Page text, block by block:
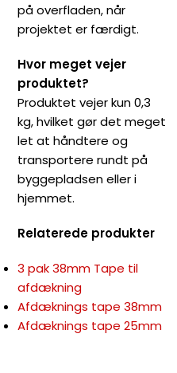
på overfladen, når
projektet er færdigt.
Hvor meget vejer
produktet?
Produktet vejer kun 0,3
kg, hvilket gør det meget
let at håndtere og
transportere rundt på
byggepladsen eller i
hjemmet.
Relaterede produkter
3 pak 38mm Tape til
afdækning
Afdæknings tape 38mm
Afdæknings tape 25mm